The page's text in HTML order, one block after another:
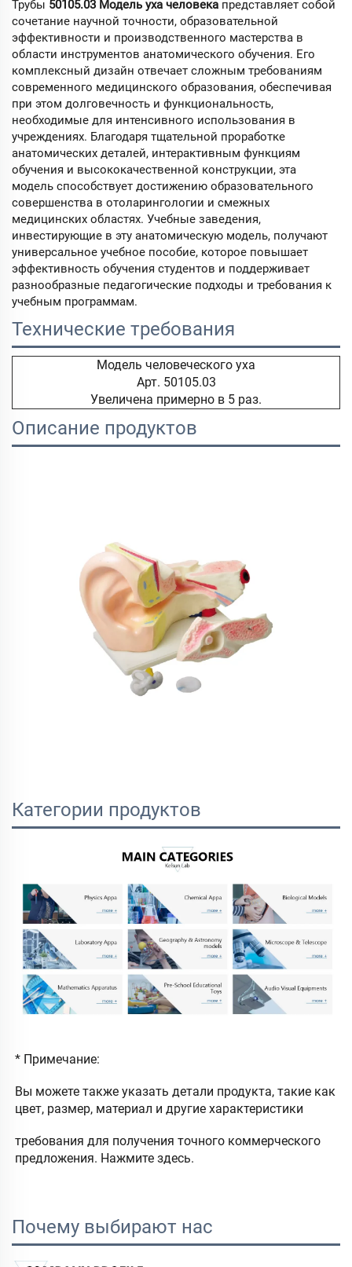
Трубы 50105.03 Модель уха человека представляет собой
сочетание научной точности, образовательной
эффективности и производственного мастерства в
области инструментов анатомического обучения. Его
комплексный дизайн отвечает сложным требованиям
современного медицинского образования, обеспечивая
при этом долговечность и функциональность,
необходимые для интенсивного использования в
учреждениях. Благодаря тщательной проработке
анатомических деталей, интерактивным функциям
обучения и высококачественной конструкции, эта
модель способствует достижению образовательного
совершенства в отоларингологии и смежных
медицинских областях. Учебные заведения,
инвестирующие в эту анатомическую модель, получают
универсальное учебное пособие, которое повышает
эффективность обучения студентов и поддерживает
разнообразные педагогические подходы и требования к
учебным программам.
Технические требования
Модель человеческого уха
Арт. 50105.03
Увеличена примерно в 5 раз.
Описание продуктов
Категории продуктов
* Примечание:
Вы можете также указать детали продукта, такие как
цвет, размер, материал и другие характеристики
требования для получения точного коммерческого
предложения. Нажмите здесь.
Почему выбирают нас